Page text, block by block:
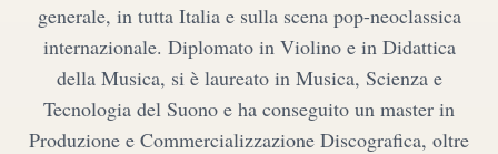
generale, in tutta Italia e sulla scena pop-neoclassica
internazionale. Diplomato in Violino e in Didattica
della Musica, si è laureato in Musica, Scienza e
Tecnologia del Suono e ha conseguito un master in
Produzione e Commercializzazione Discografica, oltre